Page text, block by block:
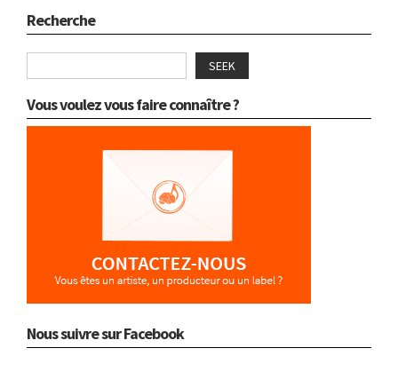
Recherche
SEEK
Vous voulez vous faire connaître ?
Nous suivre sur Facebook